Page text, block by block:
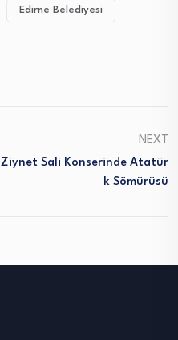
Edirne Belediyesi
NEXT
Ziynet Sali Konserinde Atatür
K Sömürüsü